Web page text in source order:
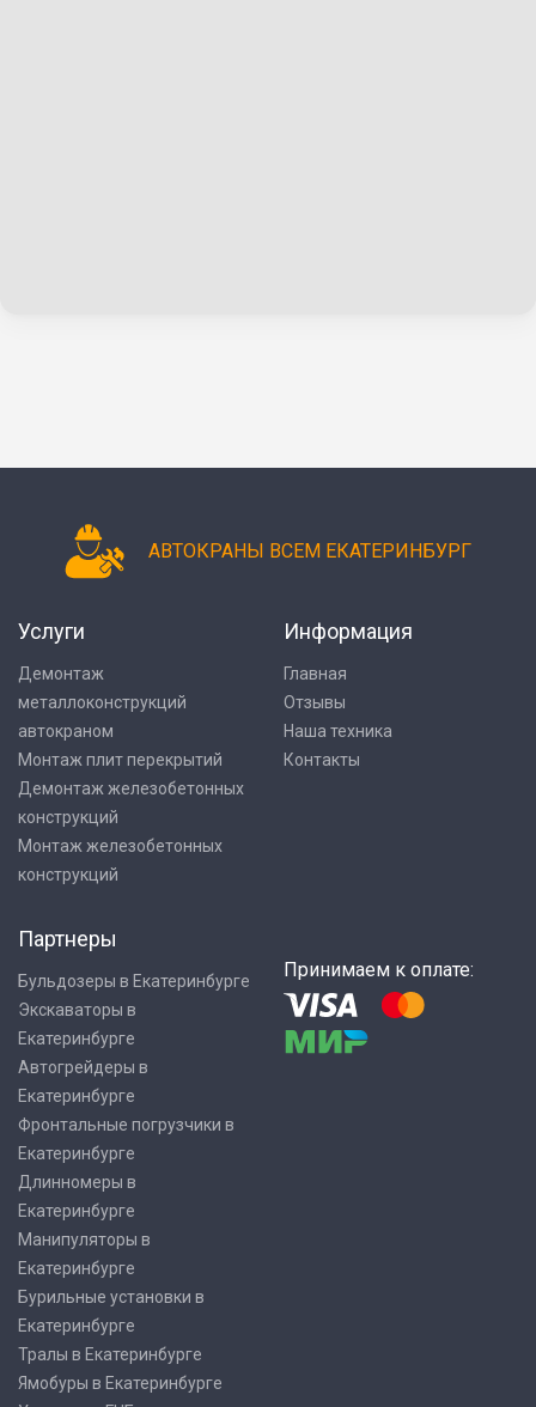
АВТОКРАНЫ ВСЕМ ЕКАТЕРИНБУРГ
Услуги
Демонтаж
металлоконструкций
автокраном
Монтаж плит перекрытий
Демонтаж железобетонных
конструкций
Монтаж железобетонных
конструкций
Информация
Главная
Отзывы
Наша техника
Контакты
Партнеры
Бульдозеры в Екатеринбурге
Экскаваторы в
Екатеринбурге
Автогрейдеры в
Екатеринбурге
Фронтальные погрузчики в
Екатеринбурге
Длинномеры в
Екатеринбурге
Манипуляторы в
Екатеринбурге
Бурильные установки в
Екатеринбурге
Тралы в Екатеринбурге
Ямобуры в Екатеринбурге
Принимаем к оплате: